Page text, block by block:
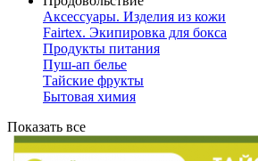
Аксессуары. Изделия из кожи
Fairtex. Экипировка для бокса
Продукты питания
Пуш-ап белье
Тайские фрукты
Бытовая химия
Показать все